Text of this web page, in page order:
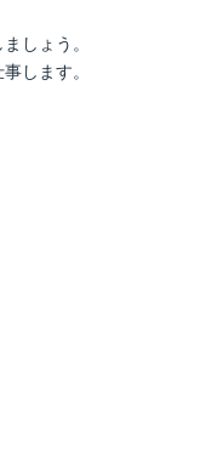
しょう。
します。